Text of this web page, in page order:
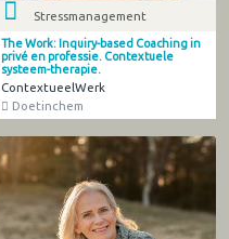
Stressmanagement
The Work: Inquiry-based Coaching in
privé en professie. Contextuele
systeem-therapie.
ContextueelWerk
Doetinchem